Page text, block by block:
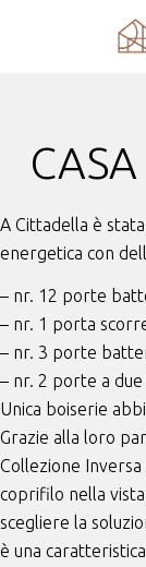
A Cittadella è
energetica con
– nr. 12 porte
– nr. 1 porta
– nr. 3 porte
– nr. 2 porte a
Unica boiserie
Grazie alla loro
Collezione
coprifilo nella
scegliere la
è una